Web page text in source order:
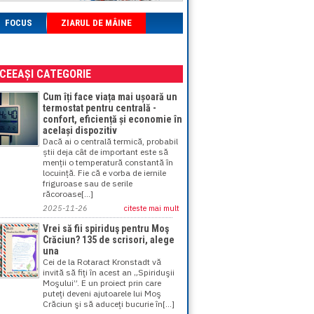
FOCUS ZIARUL DE MÂINE
CATEGORIE
Cum îți face viața mai ușoară un
termostat pentru centrală -
confort, eficiență și economie în
același dispozitiv
Dacă ai o centrală termică, probabil
știi deja cât de important este să
menții o temperatură constantă în
locuință. Fie că e vorba de iernile
friguroase sau de serile
răcoroase[...]
2025-11-26 citeste mai mult
Vrei să fii spiriduş pentru Moş
Crăciun? 135 de scrisori, alege
una
Cei de la Rotaract Kronstadt vă
invită să fiţi în acest an „Spiriduşii
Moşului”. E un proiect prin care
puteţi deveni ajutoarele lui Moş
Crăciun şi să aduceţi bucurie în[...]